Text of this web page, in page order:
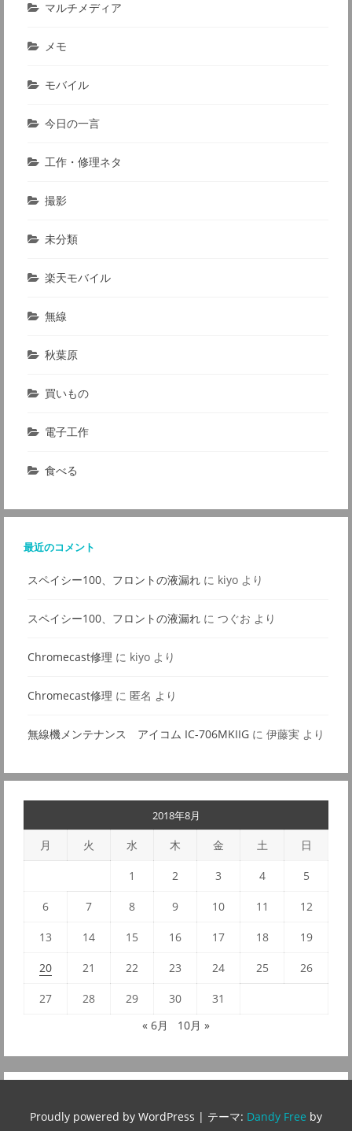
マルチメディア
メモ
モバイル
今日の一言
工作・修理ネタ
撮影
未分類
楽天モバイル
無線
秋葉原
買いもの
電子工作
食べる
最近のコメント
スペイシー100、フロントの液漏れ に kiyo より
スペイシー100、フロントの液漏れ に つぐお より
Chromecast修理 に kiyo より
Chromecast修理 に 匿名 より
無線機メンテナンス アイコム IC-706MKIIG に 伊藤実 より
2018年8月
月 火 水 木 金 土 日
1 2 3 4 5
6 7 8 9 10 11 12
13 14 15 16 17 18 19
20 21 22 23 24 25 26
27 28 29 30
31
« 6月
10月 »
Proudly powered by WordPress | テーマ: Dandy Free by